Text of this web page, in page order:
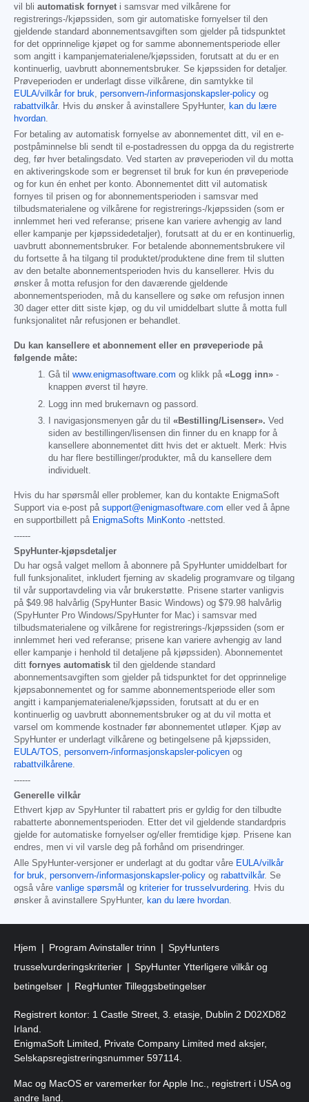
vil bli automatisk fornyet i samsvar med vilkårene for
registrerings-/kjøpssiden, som gir automatiske fornyelser til den
gjeldende standard abonnementsavgiften som gjelder på tidspunktet
for det opprinnelige kjøpet og for samme abonnementsperiode eller
som angitt i kampanjematerialene/kjøpssiden, forutsatt at du er en
kontinuerlig, uavbrutt abonnementsbruker. Se kjøpssiden for detaljer.
Prøveperioden er underlagt disse vilkårene, din samtykke til
EULA/vilkår for bruk, personvern-/informasjonskapsler-policy og
rabattvilkår. Hvis du ønsker å avinstallere SpyHunter, kan du lære
hvordan.
For betaling av automatisk fornyelse av abonnementet ditt, vil en e-
postpåminnelse bli sendt til e-postadressen du oppga da du registrerte
deg, før hver betalingsdato. Ved starten av prøveperioden vil du motta
en aktiveringskode som er begrenset til bruk for kun én prøveperiode
og for kun én enhet per konto. Abonnementet ditt vil automatisk
fornyes til prisen og for abonnementsperioden i samsvar med
tilbudsmaterialene og vilkårene for registrerings-/kjøpssiden (som er
innlemmet heri ved referanse; prisene kan variere avhengig av land
eller kampanje per kjøpssidedetaljer), forutsatt at du er en kontinuerlig,
uavbrutt abonnementsbruker. For betalende abonnementsbrukere vil
du fortsette å ha tilgang til produktet/produktene dine frem til slutten
av den betalte abonnementsperioden hvis du kansellerer. Hvis du
ønsker å motta refusjon for den daværende gjeldende
abonnementsperioden, må du kansellere og søke om refusjon innen
30 dager etter ditt siste kjøp, og du vil umiddelbart slutte å motta full
funksjonalitet når refusjonen er behandlet.
Du kan kansellere et abonnement eller en prøveperiode på
følgende måte:
Gå til www.enigmasoftware.com og klikk på «Logg inn» -
knappen øverst til høyre.
Logg inn med brukernavn og passord.
I navigasjonsmenyen går du til «Bestilling/Lisenser». Ved
siden av bestillingen/lisensen din finner du en knapp for å
kansellere abonnementet ditt hvis det er aktuelt. Merk: Hvis
du har flere bestillinger/produkter, må du kansellere dem
individuelt.
Hvis du har spørsmål eller problemer, kan du kontakte EnigmaSoft
Support via e-post på support@enigmasoftware.com eller ved å åpne
en supportbillett på EnigmaSofts MinKonto -nettsted.
------
SpyHunter-kjøpsdetaljer
Du har også valget mellom å abonnere på SpyHunter umiddelbart for
full funksjonalitet, inkludert fjerning av skadelig programvare og tilgang
til vår supportavdeling via vår brukerstøtte. Prisene starter vanligvis
på $49.98 halvårlig (SpyHunter Basic Windows) og $79.98 halvårlig
(SpyHunter Pro Windows/SpyHunter for Mac) i samsvar med
tilbudsmaterialene og vilkårene for registrerings-/kjøpssiden (som er
innlemmet heri ved referanse; prisene kan variere avhengig av land
eller kampanje i henhold til detaljene på kjøpssiden). Abonnementet
ditt fornyes automatisk til den gjeldende standard
abonnementsavgiften som gjelder på tidspunktet for det opprinnelige
kjøpsabonnementet og for samme abonnementsperiode eller som
angitt i kampanjematerialene/kjøpssiden, forutsatt at du er en
kontinuerlig og uavbrutt abonnementsbruker og at du vil motta et
varsel om kommende kostnader før abonnementet utløper. Kjøp av
SpyHunter er underlagt vilkårene og betingelsene på kjøpssiden,
EULA/TOS
personvern-/informasjonskapsler-policyen og
rabattvilkårene
------
Generelle vilkår
Ethvert kjøp av SpyHunter til rabattert pris er gyldig for den tilbudte
rabatterte abonnementsperioden. Etter det vil gjeldende standardpris
gjelde for automatiske fornyelser og/eller fremtidige kjøp. Prisene kan
endres, men vi vil varsle deg på forhånd om prisendringer.
Alle SpyHunter-versjoner er underlagt at du godtar våre EULA/vilkår
for bruk
personvern-/informasjonskapsler-policy og rabattvilkår. Se
også våre vanlige spørsmål og kriterier for trusselvurdering . Hvis du
ønsker å avinstallere SpyHunter,
kan du lære hvordan
Hjem Program Avinstaller trinn
SpyHunters
trusselvurderingskriterier
SpyHunter Ytterligere vilkår og
betingelser
RegHunter Tilleggsbetingelser
Registrert kontor: 1 Castle Street, 3. etasje, Dublin 2 D02XD82
Irland.
EnigmaSoft Limited, Private Company Limited med aksjer,
Selskapsregistreringsnummer 597114.
Mac og MacOS er varemerker for Apple Inc., registrert i USA og
andre land.